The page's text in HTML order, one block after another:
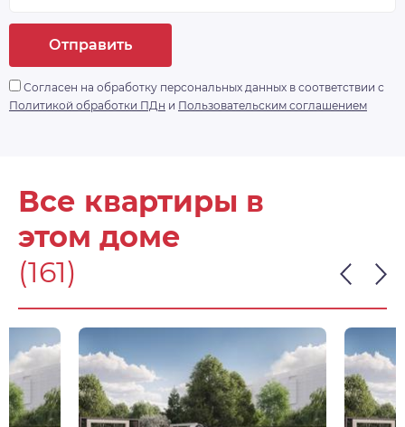
системой видеонаблюдения, а ворота в
паркинг будут открываться дистанционно.
https://drive. google.
com/drive/folders/
Отправить
Согласен на обработку персональных данных в соответствии с
Политикой обработки ПДн и Пользовательским соглашением
Все квартиры в
этом доме
(161)